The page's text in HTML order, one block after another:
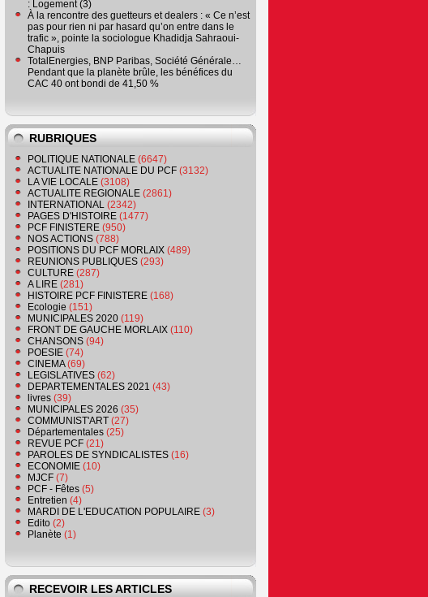
: Logement (3)
À la rencontre des guetteurs et dealers : « Ce n’est
pas pour rien ni par hasard qu’on entre dans le
trafic », pointe la sociologue Khadidja Sahraoui-
Chapuis
TotalEnergies, BNP Paribas, Société Générale…
Pendant que la planète brûle, les bénéfices du
CAC 40 ont bondi de 41,50 %
RUBRIQUES
POLITIQUE NATIONALE (6647)
ACTUALITE NATIONALE DU PCF (3132)
LA VIE LOCALE (3108)
ACTUALITE REGIONALE (2861)
INTERNATIONAL (2342)
PAGES D'HISTOIRE (1477)
PCF FINISTERE (950)
NOS ACTIONS (788)
POSITIONS DU PCF MORLAIX (489)
REUNIONS PUBLIQUES (293)
CULTURE (287)
A LIRE (281)
HISTOIRE PCF FINISTERE (168)
Ecologie (151)
MUNICIPALES 2020 (119)
FRONT DE GAUCHE MORLAIX (110)
CHANSONS (94)
POESIE (74)
CINEMA(69)
LEGISLATIVES (62)
DEPARTEMENTALES 2021 (43)
livres (39)
MUNICIPALES 2026 (35)
COMMUNIST'ART (27)
Départementales (25)
REVUE PCF (21)
PAROLES DE SYNDICALISTES (16)
ECONOMIE (10)
MJCF (7)
PCF - Fêtes (5)
Entretien (4)
MARDI DE L'EDUCATION POPULAIRE (3)
Edito (2)
Planète (1)
RECEVOIR LES ARTICLES